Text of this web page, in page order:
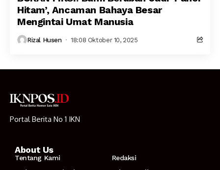
Hitam’, Ancaman Bahaya Besar
Mengintai Umat Manusia
Rizal Husen 18:08 Oktober 10, 2025
Portal Berita No 1 IKN
About Us
Tentang Kami
Redaksi